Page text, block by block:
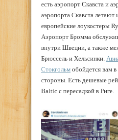
есть аэропорт Скавста и
аэропорта Скавста летают
европейские лоукостеры
Аэропорт Бромма
внутри Швеции, а также
Брюссель и Хельсинки.
Стокгольм обойдется вам
стороны. Есть дешевые
Baltic с пересадкой в Риге.